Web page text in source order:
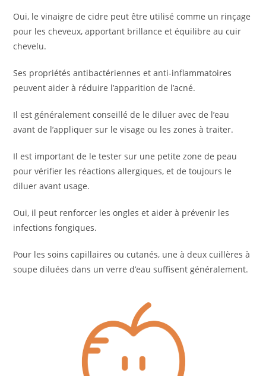
Oui, le vinaigre de cidre peut être utilisé comme un rinçage
pour les cheveux, apportant brillance et équilibre au cuir
chevelu.
Ses propriétés antibactériennes et anti-inflammatoires
peuvent aider à réduire l’apparition de l’acné.
Il est généralement conseillé de le diluer avec de l’eau
avant de l’appliquer sur le visage ou les zones à traiter.
Il est important de le tester sur une petite zone de peau
pour vérifier les réactions allergiques, et de toujours le
diluer avant usage.
Oui, il peut renforcer les ongles et aider à prévenir les
infections fongiques.
Pour les soins capillaires ou cutanés, une à deux cuillères à
soupe diluées dans un verre d’eau suffisent généralement.